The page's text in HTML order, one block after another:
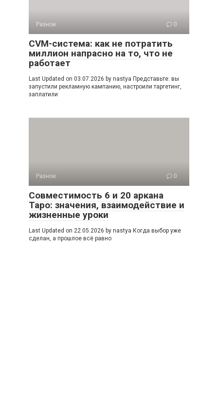
Разное 0
CVM-система: как не потратить
миллион напрасно на то, что не
работает
Last Updated on 03.07.2026 by nastya Представьте: вы
запустили рекламную кампанию, настроили таргетинг,
заплатили
Разное 0
Совместимость 6 и 20 аркана
Таро: значения, взаимодействие и
жизненные уроки
Last Updated on 22.05.2026 by nastya Когда выбор уже
сделан, а прошлое всё равно